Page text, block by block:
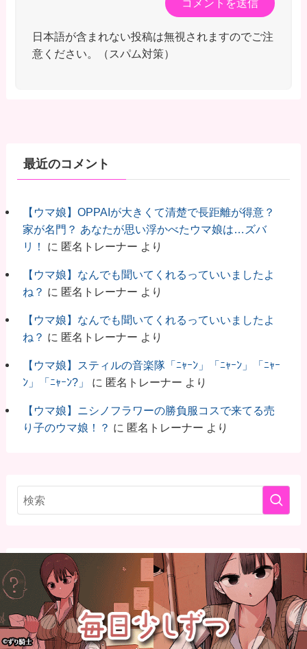
日本語が含まれない投稿は無視されますのでご注
意ください。（スパム対策）
最近のコメント
【ウマ娘】OPPAIが大きくて清楚で長距離が得意？
家が名門？ あなたが思い浮かべたウマ娘は…ズバ
リ！
に 匿名トレーナー より
【ウマ娘】なんでも聞いてくれるっていいましたよ
ね？ に 匿名トレーナー より
【ウマ娘】なんでも聞いてくれるっていいましたよ
ね？ に 匿名トレーナー より
【ウマ娘】スティルの音楽隊「ﾆｬｰﾝ」「ﾆｬｰﾝ」「ﾆｬｰ
ﾝ」「ﾆｬｰﾝ?」
に 匿名トレーナー より
【ウマ娘】ニシノフラワーの勝負服コスで来てる売
り子のウマ娘！？ に 匿名トレーナー より
ウマ娘のオススメツール・サイト
U-Tools
ウマ娘DB